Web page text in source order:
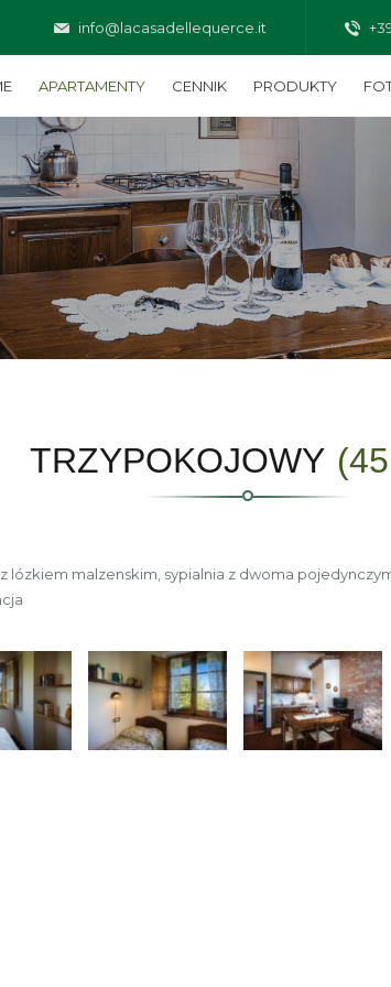
info@lacasadellequerce.it
APARTAMENTY CENNIK PRODUKTY
TRZYPOKOJOWY
lózkiem malzenskim, sypialnia z dwoma